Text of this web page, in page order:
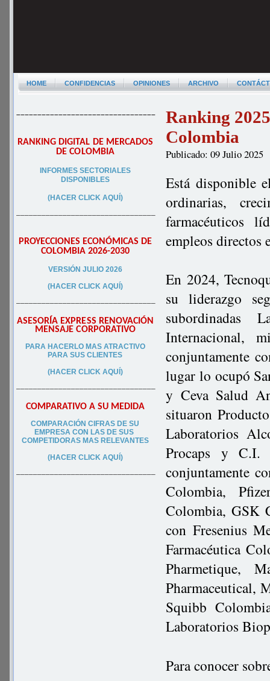
HOME CONFIDENCIAS OPINIONES ARCHIVO
–––––––––––––––––––––––––––––––––
RANKING DIGITAL DE MERCADOS
DE COLOMBIA
INFORMES SECTORIALES
DISPONIBLES
(HACER CLICK AQUÍ)
–––––––––––––––––––––––––––––––––
PROYECCIONES ECONÓMICAS DE
COLOMBIA 2026-2030
VERSIÓN JULIO 2026
(HACER CLICK AQUÍ)
–––––––––––––––––––––––––––––––––
ASESORÍA EXPRESS RENOVACIÓN
MENSAJE CORPORATIVO
PARA HACERLO MAS ATRACTIVO
PARA SUS CLIENTES
(HACER CLICK AQUÍ)
–––––––––––––––––––––––––––––––––
COMPARATIVO A SU MEDIDA
COMPARACIÓN CIFRAS DE SU
EMPRESA CON LAS DE SUS
COMPETIDORAS MAS RELEVANTES
(HACER CLICK AQUÍ)
–––––––––––––––––––––––––––––––––
Ranking
Colombia
Publicado: 09 Julio 2025
Está disponible
ordinarias,
farmacéuticos
empleos directos
En 2024,
su liderazgo
subordinadas
Internacional,
conjuntamente
lugar lo ocupó
y Ceva Salud
situaron
Laboratorios
Procaps y C.I.
conjuntamente
Colombia,
Colombia, GSK
con Fresenius
Farmacéutica
Pharmetique,
Pharmaceutical,
Squibb
Laboratorios
Para conocer